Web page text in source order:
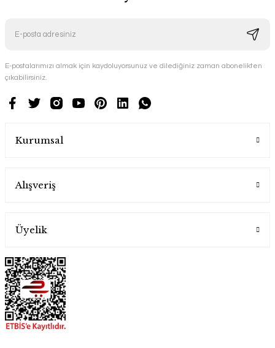
E-postalarımızı almak için kaydoluyorsunuz ve dilediğiniz zaman abonelikten
çıkabilirsiniz.
Kurumsal
Alışveriş
Üyelik